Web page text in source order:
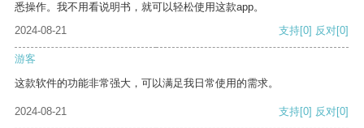
悉操作。我不用看说明书，就可以轻松使用这款app。
2024-08-21
支持[0] 反对[0]
游客
这款软件的功能非常强大，可以满足我日常使用的需求。
2024-08-21 支持[0] 反对[0]